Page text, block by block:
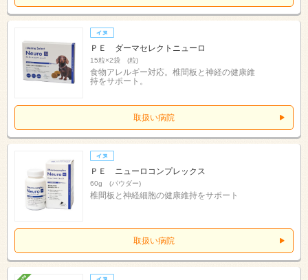
ＰＥ ダーマセレクトニューロ
15粒×2袋 (粒)
食物アレルギー対応。椎間板と神経の健康維
持をサポート。
取扱い病院
ＰＥ ニューロコンプレックス
60g (パウダー)
椎間板と神経細胞の健康維持をサポート
取扱い病院